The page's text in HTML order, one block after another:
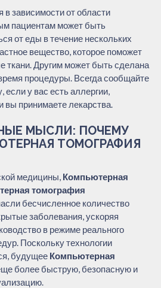
в зависимости от области
пациентам может быть
от еды в течение нескольких
вещество, которое поможет
ткани. Другим может быть сделана
процедуры. Всегда сообщайте
у вас есть аллергии,
вы принимаете лекарства.
МЫСЛИ: ПОЧЕМУ
ТОМОГРАФИЯ
медицины, Компьютерная
томография
бесчисленное количество
заболевания, ускоряя
в режиме реального
Поскольку технологии
будущее Компьютерная
более быструю, безопасную и